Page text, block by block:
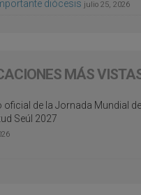
diócesis julio 25, 2026
MÁS
oficial de la Jornada Mundial
Seúl 2027